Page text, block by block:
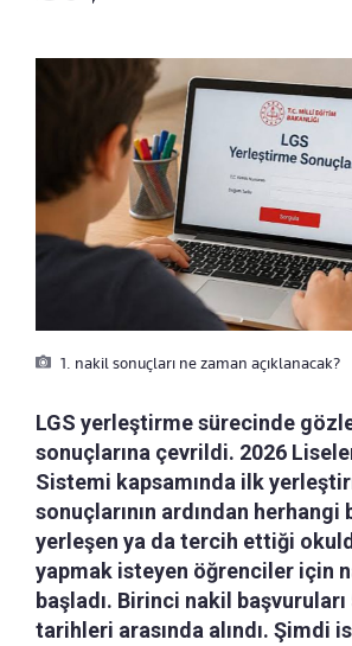
1. nakil sonuçları ne zaman açıklanacak?
LGS yerleştirme sürecinde
sonuçlarına çevrildi. 2026
Sistemi kapsamında ilk
sonuçlarının ardından herhangi
yerleşen ya da tercih ettiği
yapmak isteyen öğrenciler için
başladı. Birinci nakil
tarihleri arasında alındı. Şimdi